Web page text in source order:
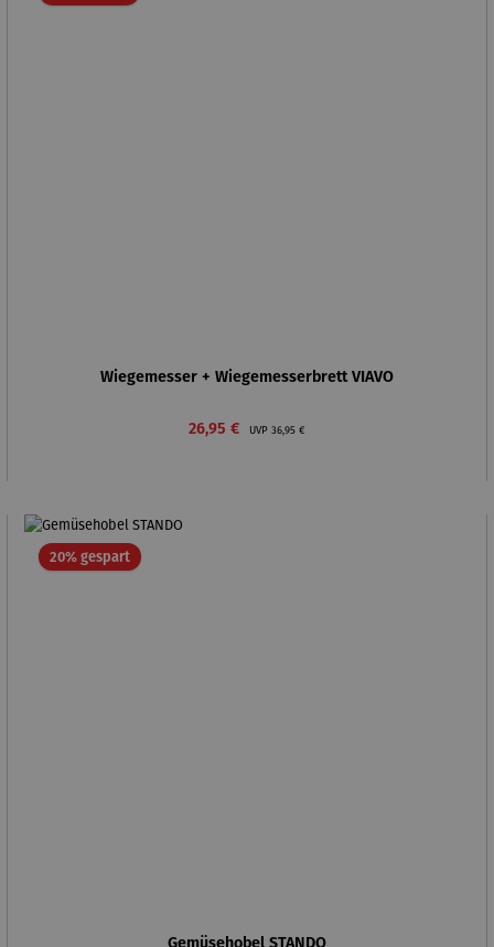
Wiegemesser + Wiegemesserbrett VIAVO
Verkaufspreis:
26,95 € UVP Regulärer Preis:
36,95 €
20% gespartRabatt
Gemüsehobel STANDO